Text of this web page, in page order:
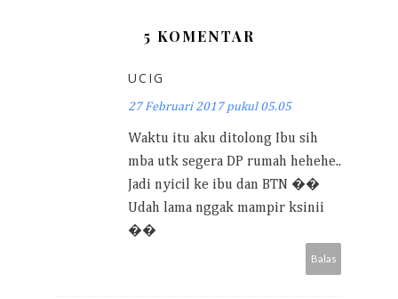
5 KOMENTAR
UCIG
27 Februari 2017 pukul 05.05
Waktu itu aku ditolong Ibu sih
mba utk segera DP rumah hehehe..
Jadi nyicil ke ibu dan BTN ��
Udah lama nggak mampir ksinii
��
Balas